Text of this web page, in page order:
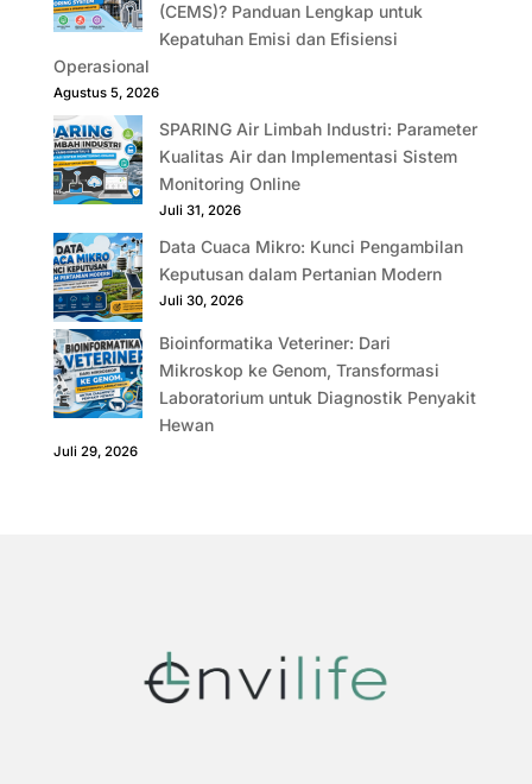
(CEMS)? Panduan Lengkap untuk
Kepatuhan Emisi dan Efisiensi
Operasional
Agustus 5, 2026
SPARING Air Limbah Industri: Parameter
Kualitas Air dan Implementasi Sistem
Monitoring Online
Juli 31, 2026
Data Cuaca Mikro: Kunci Pengambilan
Keputusan dalam Pertanian Modern
Juli 30, 2026
Bioinformatika Veteriner: Dari
Mikroskop ke Genom, Transformasi
Laboratorium untuk Diagnostik Penyakit
Hewan
Juli 29, 2026